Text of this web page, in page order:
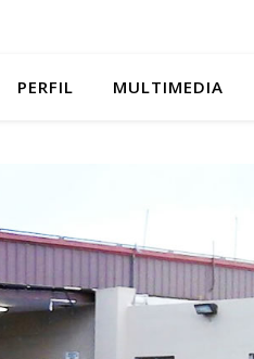
PERFIL MULTIMEDIA